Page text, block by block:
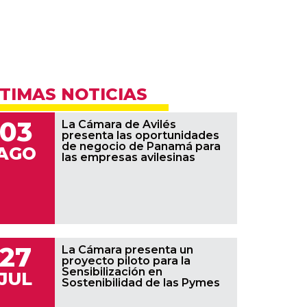
NOTICIAS
La Cámara de Avilés
presenta las oportunidades
de negocio de Panamá para
las empresas avilesinas
27
La Cámara presenta un
proyecto piloto para la
Sensibilización en
Sostenibilidad de las Pymes